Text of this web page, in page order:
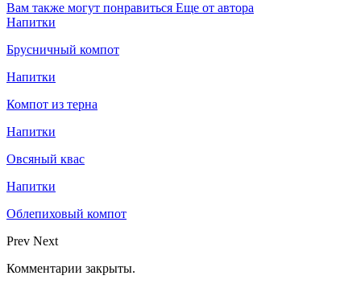
Вам также могут понравиться Еще от автора
Напитки
Брусничный компот
Напитки
Компот из терна
Напитки
Овсяный квас
Напитки
Облепиховый компот
Prev Next
Комментарии закрыты.